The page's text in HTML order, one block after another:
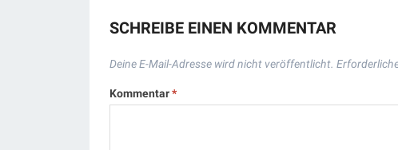
SCHREIBE EINEN KOMMENTAR
Deine E-Mail-Adresse wird nicht veröffentlicht.
Kommentar*